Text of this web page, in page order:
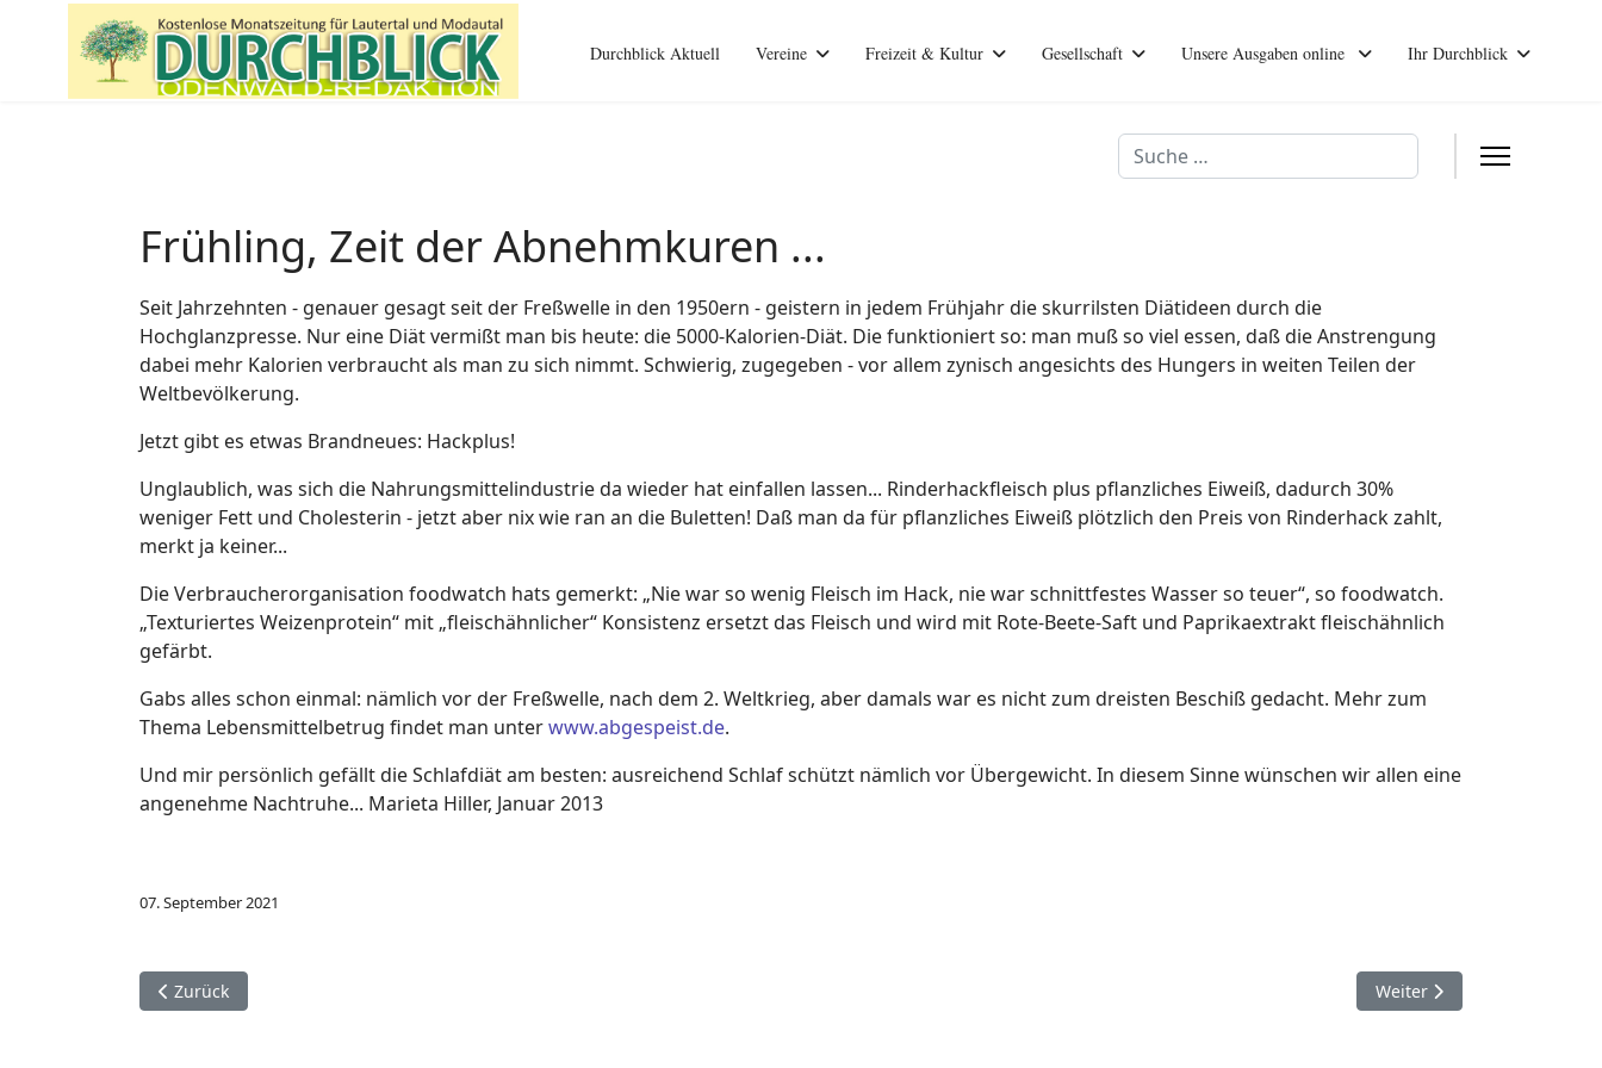
Durchblick Aktuell Vereine Freizeit & Kultur Gesellschaft Unsere Ausgaben online Ihr Durchblick
Suchen
Frühling, Zeit der Abnehmkuren ...
Seit Jahrzehnten - genauer gesagt seit der Freßwelle in den 1950ern - geistern in jedem Frühjahr die skurrilsten Diätideen durch die
Hochglanzpresse. Nur eine Diät vermißt man bis heute: die 5000-Kalorien-Diät. Die funktioniert so: man muß so viel essen, daß die Anstrengung
dabei mehr Kalorien verbraucht als man zu sich nimmt. Schwierig, zugegeben - vor allem zynisch angesichts des Hungers in weiten Teilen der
Weltbevölkerung.
Jetzt gibt es etwas Brandneues: Hackplus!
Unglaublich, was sich die Nahrungsmittelindustrie da wieder hat einfallen lassen... Rinderhackfleisch plus pflanzliches Eiweiß, dadurch 30%
weniger Fett und Cholesterin - jetzt aber nix wie ran an die Buletten! Daß man da für pflanzliches Eiweiß plötzlich den Preis von Rinderhack zahlt,
merkt ja keiner...
Die Verbraucherorganisation foodwatch hats gemerkt: „Nie war so wenig Fleisch im Hack, nie war schnittfestes Wasser so teuer“, so foodwatch.
„Texturiertes Weizenprotein“ mit „fleischähnlicher“ Konsistenz ersetzt das Fleisch und wird mit Rote-Beete-Saft und Paprikaextrakt fleischähnlich
gefärbt.
Gabs alles schon einmal: nämlich vor der Freßwelle, nach dem 2. Weltkrieg, aber damals war es nicht zum dreisten Beschiß gedacht. Mehr zum
Thema Lebensmittelbetrug findet man unterwww.abgespeist.de.
Und mir persönlich gefällt die Schlafdiät am besten: ausreichend Schlaf schützt nämlich vor Übergewicht. In diesem Sinne wünschen wir allen eine
angenehme Nachtruhe... Marieta Hiller, Januar 2013
07. September 2021
Vorheriger Beitrag: Ist artgerechte Tierernährung zu teuer - oder gar zynisch?
Zurück Nächster Beitrag: Das
Weiter